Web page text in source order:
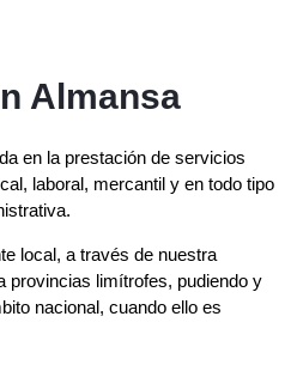
Almansa
en la prestación de servicios
laboral, mercantil y en todo tipo
local, a través de nuestra
provincias limítrofes, pudiendo y
nacional, cuando ello es